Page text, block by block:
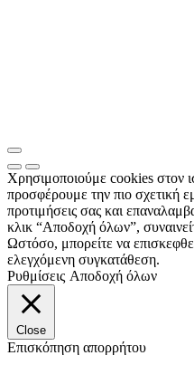
Χρησιμοποιούμε cookies στον
προσφέρουμε την πιο σχετική
προτιμήσεις σας και
κλικ “Αποδοχή όλων”,
Ωστόσο, μπορείτε να
ελεγχόμενη συγκατάθεση.
Ρυθμίσεις Αποδοχή όλων
Close
Επισκόπηση απορρήτου